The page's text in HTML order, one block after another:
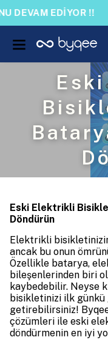
!! İNDİRİM
Eski Elektrikli
Döndürün
Elektrikli
ancak bu onun
Özellikle batarya,
bileşenlerinden biri
kaybedebilir. Neyse
bisikletinizi ilk
getirebilirsiniz!
çözümleri ile eski
döndürmenin en iyi